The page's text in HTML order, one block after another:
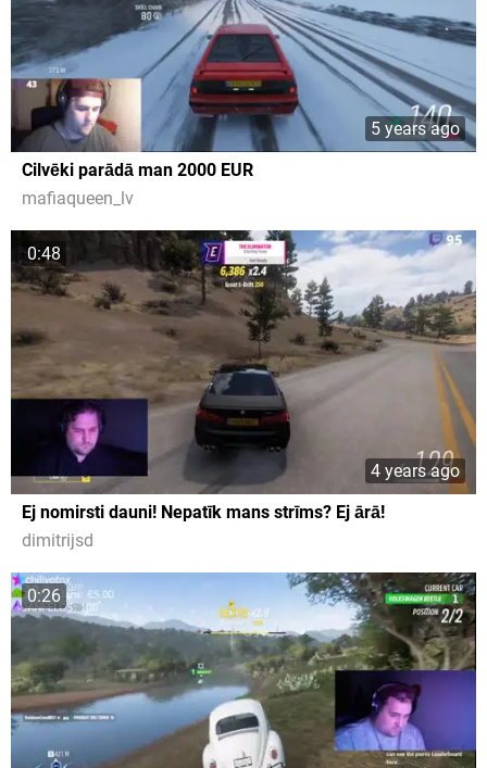
5 years ago
Cilvēki parādā man 2000 EUR
mafiaqueen_lv
0:48
4 years ago
Ej nomirsti dauni! Nepatīk mans strīms? Ej ārā!
dimitrijsd
0:26